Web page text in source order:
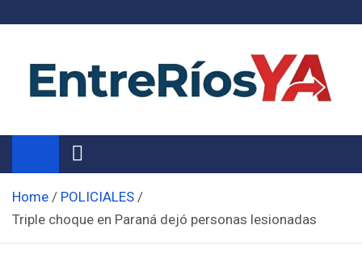
Noticias de Entre Ríos
Información de toda la provincia ahora
Home
POLICIALES
Triple choque en Paraná dejó personas lesionadas